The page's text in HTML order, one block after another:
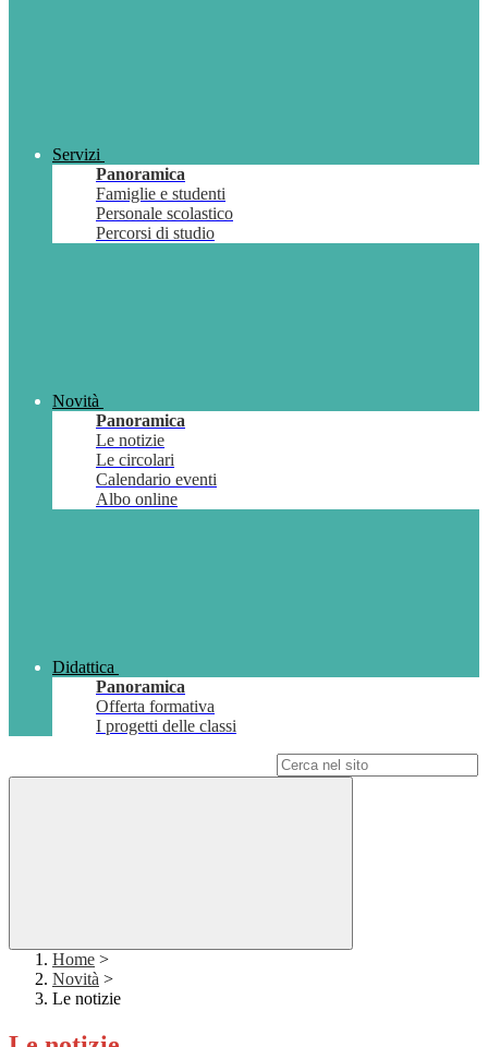
Servizi
Panoramica
Famiglie e studenti
Personale scolastico
Percorsi di studio
Novità
Panoramica
Le notizie
Le circolari
Calendario eventi
Albo online
Didattica
Panoramica
Offerta formativa
I progetti delle classi
Home >
Novità >
Le notizie